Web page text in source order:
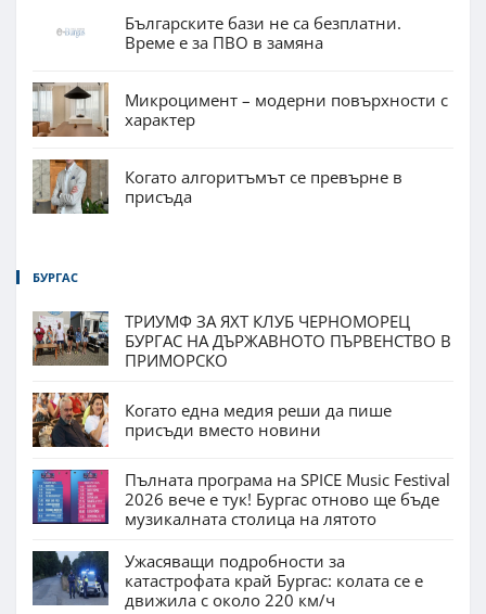
Българските бази не са безплатни.
Време е за ПВО в замяна
Микроцимент – модерни повърхности с
характер
Когато алгоритъмът се превърне в
присъда
БУРГАС
ТРИУМФ ЗА ЯХТ КЛУБ ЧЕРНОМОРЕЦ
БУРГАС НА ДЪРЖАВНОТО ПЪРВЕНСТВО В
ПРИМОРСКО
Когато една медия реши да пише
присъди вместо новини
Пълната програма на SPICE Music Festival
2026 вече е тук! Бургас отново ще бъде
музикалната столица на лятото
Ужасяващи подробности за
катастрофата край Бургас: колата се е
движила с около 220 км/ч